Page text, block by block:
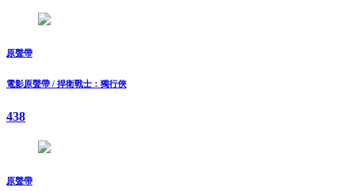
原聲帶
電影原聲帶 / 捍衛戰士：獨行俠
438
原聲帶